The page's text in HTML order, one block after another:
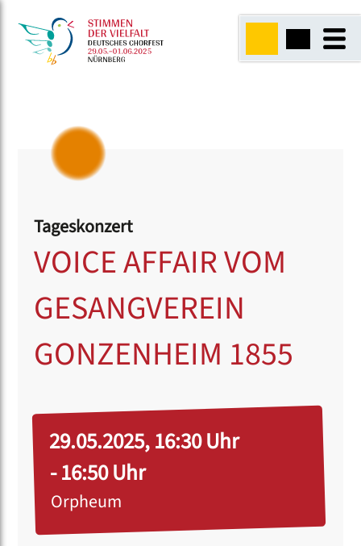
Tageskonzert
VOICE AFFAIR VOM
GESANGVEREIN
GONZENHEIM 1855
29.05.2025, 16:30 Uhr
- 16:50 Uhr
Orpheum